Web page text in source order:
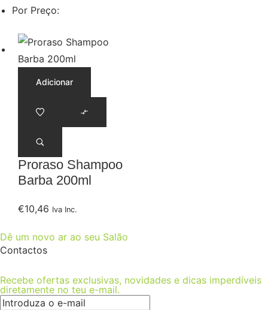
Por Preço:
Adicionar
Proraso Shampoo
Barba 200ml
€10,46 Iva Inc.
Dê um novo ar ao seu Salão
Contactos
Recebe ofertas exclusivas, novidades e dicas imperdíveis
diretamente no teu e-mail.